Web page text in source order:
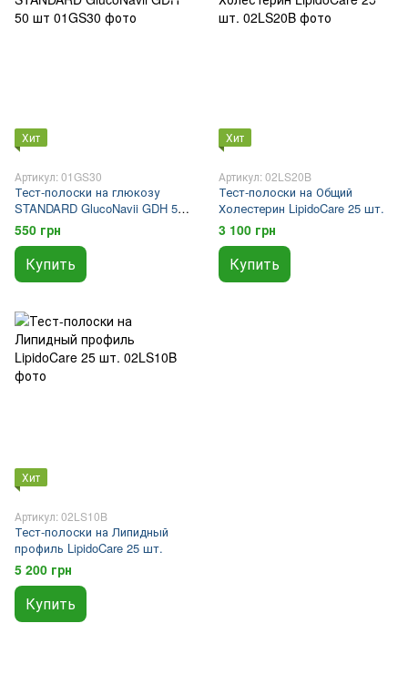
Хит
Артикул: 01GS30
Тест-полоски на глюкозу
STANDARD GlucoNavii GDH 50
шт
550 грн
Купить
Хит
Артикул: 02LS20B
Тест-полоски на Общий
Холестерин LipidoCare 25 шт.
3 100 грн
Купить
Хит
Артикул: 02LS10B
Тест-полоски на Липидный
профиль LipidoCare 25 шт.
5 200 грн
Купить